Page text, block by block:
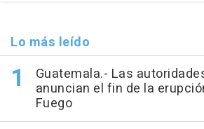
Lo más leído
Guatemala.- Las
anuncian el fin de la
Fuego